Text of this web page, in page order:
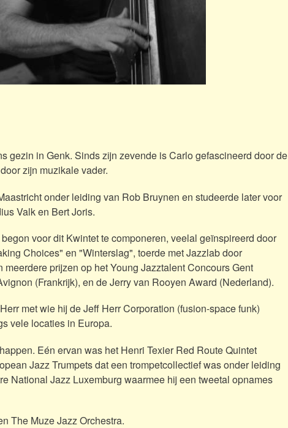
in Genk. Sinds zijn zevende is Carlo gefascineerd door de
zijn muzikale vader.
onder leiding van Rob Bruynen en studeerde later voor
Valk en Bert Joris.
voor dit Kwintet te componeren, veelal geïnspireerd door
Choices" en "Winterslag", toerde met Jazzlab door
prijzen op het Young Jazztalent Concours Gent
(Frankrijk), en de Jerry van Rooyen Award (Nederland).
met wie hij de Jeff Herr Corporation (fusion-space funk)
vele locaties in Europa.
Eén ervan was het Henri Texier Red Route Quintet
Jazz Trumpets dat een trompetcollectief was onder leiding
National Jazz Luxemburg waarmee hij een tweetal opnames
The Muze Jazz Orchestra.